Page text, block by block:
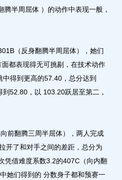
半周屈体 ）的动作中表现一般，
（反身翻腾半周屈体），她们
都表现得无可挑剔，在技术动作
得到更高的57.40，总分达到
52.80，以 103.20跃居至第二，
翻腾三周半屈体），两人完成
开了和对手之间的差距，总分为
凭借难度系数3.2的407C（向内翻
她们得到的 分数身子都和预赛一